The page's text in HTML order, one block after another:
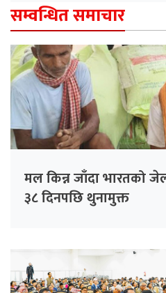
सम्वन्धित समाचार
मल किन्न जाँदा भारतको
३८ दिनपछि थुनामुक्त